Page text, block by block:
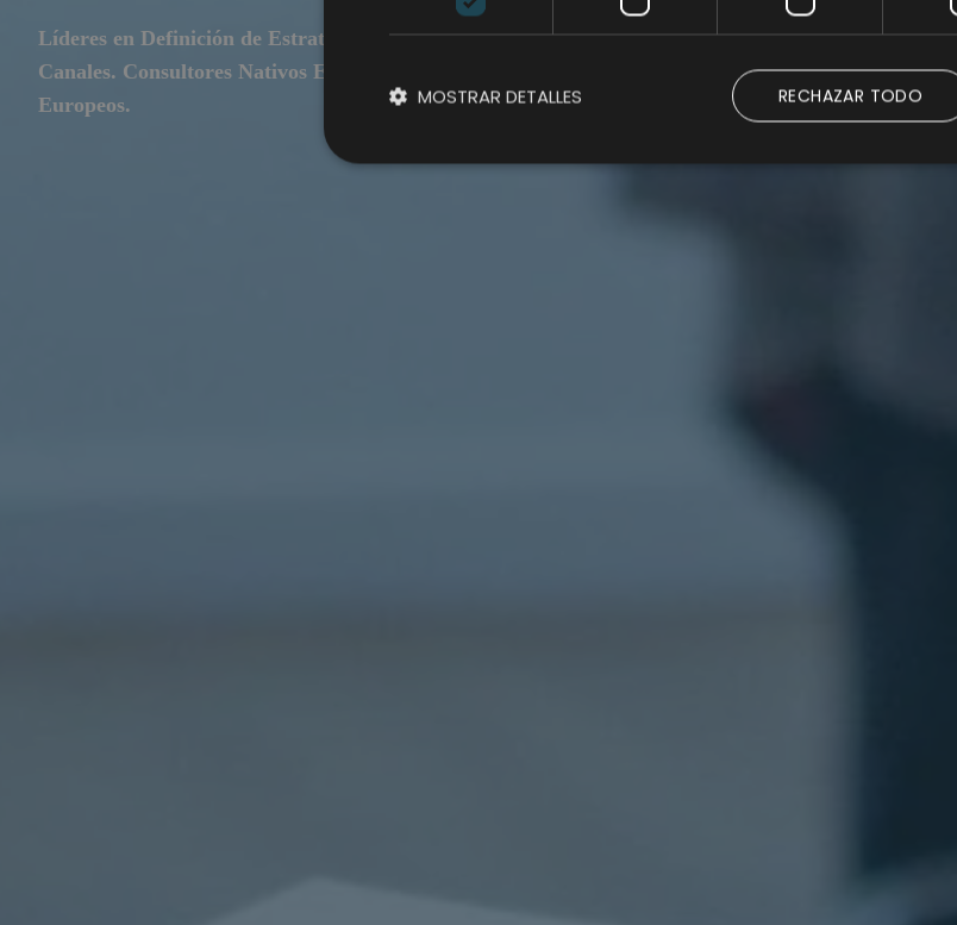
Líderes en Definición de Estrategias Efectivas de Marketing en todos los
Canales. Consultores Nativos Expertos en Proyectos para España y Países
Europeos.
RECHAZAR TODO
MOSTRAR DETALLES